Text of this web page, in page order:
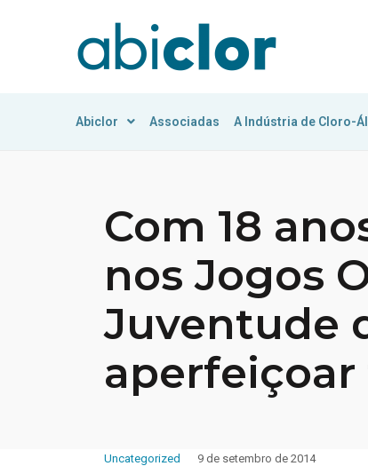
Abiclor Associadas A Indústria de Cloro-
Com 18
nos Jogos
Juventude
Uncategorized 9 de setembro de 2014